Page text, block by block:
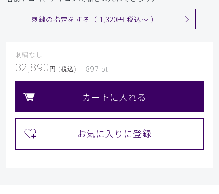
刺繍の指定をする（ 1,320円 税込〜 ）
刺繍なし
32,890 円 (税込) 897 pt
カートに入れる